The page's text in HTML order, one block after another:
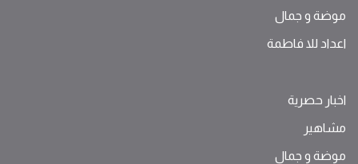
موضة ‫و‬ ‫‬‫جمال‬
اعداد للا فاطمة
اخبار حصرية
مشاهير
موضة ‫و‬ ‫‬‫جمال‬